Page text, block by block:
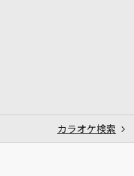
カラオケ検索